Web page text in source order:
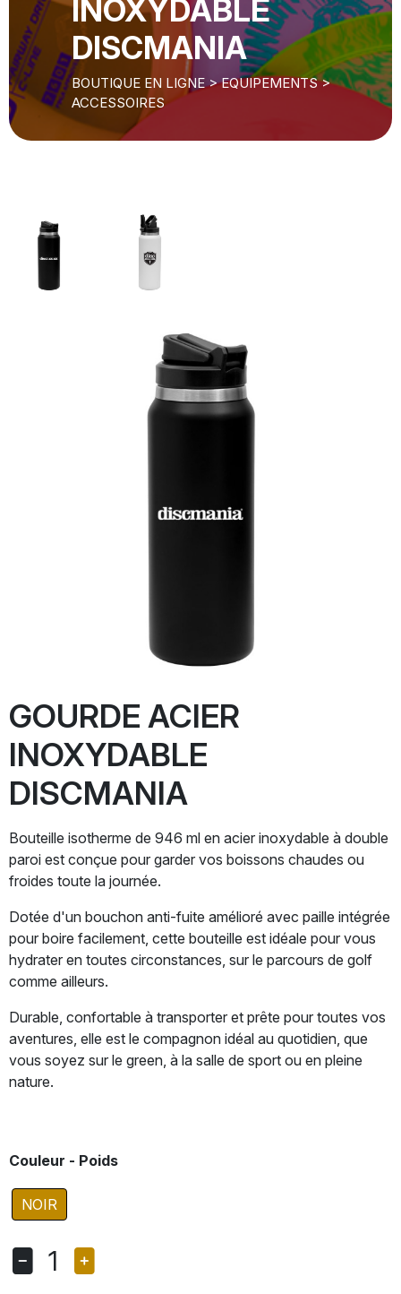
INOXYDABLE
DISCMANIA
BOUTIQUE EN LIGNE>EQUIPEMENTS>
ACCESSOIRES
GOURDE ACIER
INOXYDABLE
DISCMANIA
Bouteille isotherme de 946 ml en acier inoxydable à double
paroi est conçue pour garder vos boissons chaudes ou
froides toute la journée.
Dotée d'un bouchon anti-fuite amélioré avec paille intégrée
pour boire facilement, cette bouteille est idéale pour vous
hydrater en toutes circonstances, sur le parcours de golf
comme ailleurs.
Durable, confortable à transporter et prête pour toutes vos
aventures, elle est le compagnon idéal au quotidien, que
vous soyez sur le green, à la salle de sport ou en pleine
nature.
Couleur - Poids
NOIR
1